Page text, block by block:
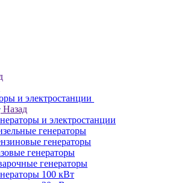
и электростанции
Назад
и электростанции
генераторы
генераторы
генераторы
генераторы
100 кВт